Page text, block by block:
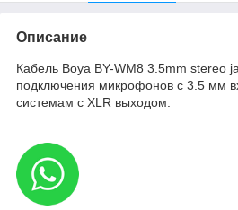
Описание
Кабель Boya BY-WM8 3.5mm stereo
подключения микрофонов с 3.5 мм
системам с XLR выходом.